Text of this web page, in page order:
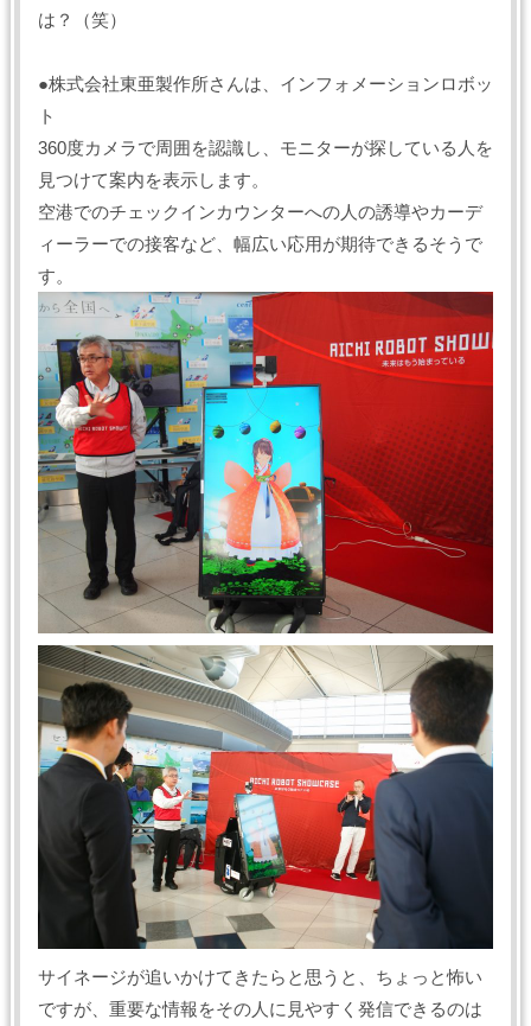
は？（笑）
●株式会社東亜製作所さんは、インフォメーションロボッ
ト
360度カメラで周囲を認識し、モニターが探している人を
見つけて案内を表示します。
空港でのチェックインカウンターへの人の誘導やカーデ
ィーラーでの接客など、幅広い応用が期待できるそうで
す。
サイネージが追いかけてきたらと思うと、ちょっと怖い
ですが、重要な情報をその人に見やすく発信できるのは